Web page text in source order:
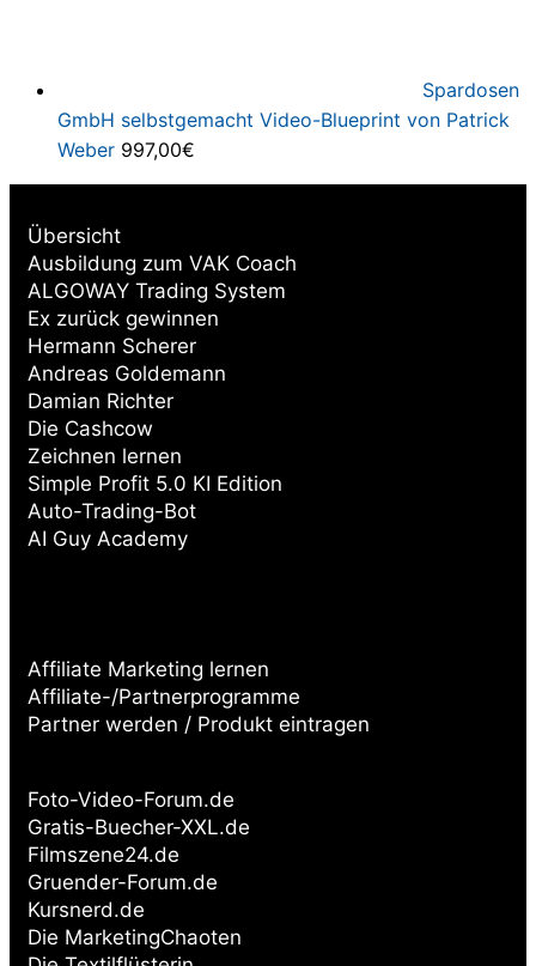
Spardosen
GmbH selbstgemacht Video-Blueprint von Patrick
Weber 997,00€
Übersicht
Ausbildung zum VAK Coach
ALGOWAY Trading System
Ex zurück gewinnen
Hermann Scherer
Andreas Goldemann
Damian Richter
Die Cashcow
Zeichnen lernen
Simple Profit 5.0 KI Edition
Auto-Trading-Bot
AI Guy Academy
Affiliate Marketing lernen
Affiliate-/Partnerprogramme
Partner werden / Produkt eintragen
Foto-Video-Forum.de
Gratis-Buecher-XXL.de
Filmszene24.de
Gruender-Forum.de
Kursnerd.de
Die MarketingChaoten